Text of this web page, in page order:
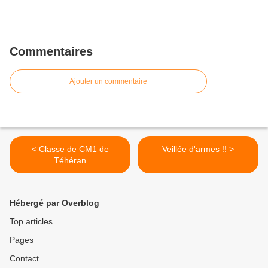
Commentaires
Ajouter un commentaire
< Classe de CM1 de
Téhéran
Veillée d'armes !! >
Hébergé par Overblog
Top articles
Pages
Contact